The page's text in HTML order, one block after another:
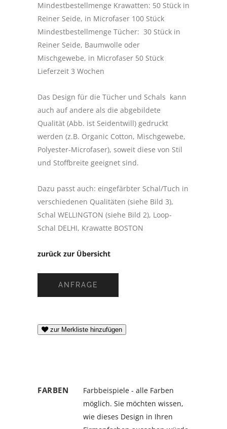
Mindestbestellmenge Krawatten: 50 Stück in
Reiner Seide, in Microfaser 100 Stück
Mindestbestellmenge Tücher: 30 Stück in
Reiner Seide, Baumwolle oder
Mischgewebe, in Microfaser 50 Stück
Lieferzeit 3 Wochen
Das Design für die Tücher und Schals kann
auch auf andere als die abgebildete
Qualität (Abb. ist Seidentwill) gedruckt
werden (z.B. Organic Cotton, Mischgewebe,
Polyester-Microfaser), soweit diese von Stil
und Stoffbreite geeignet sind.
Dazu passt auch: eingefärbter Schal/Tuch in
verschiedenen Qualitäten (siehe Bild 3),
Schal WELLINGTON (siehe Bild 2), Loop-
Schal DELHI, Krawatte BOSTON
zurück zur Übersicht
ANFRAGE
zur Merkliste hinzufügen
FARBEN
Farbbeispiele - alle Farben
möglich. Sie möchten wissen,
wie dieses Design in Ihren